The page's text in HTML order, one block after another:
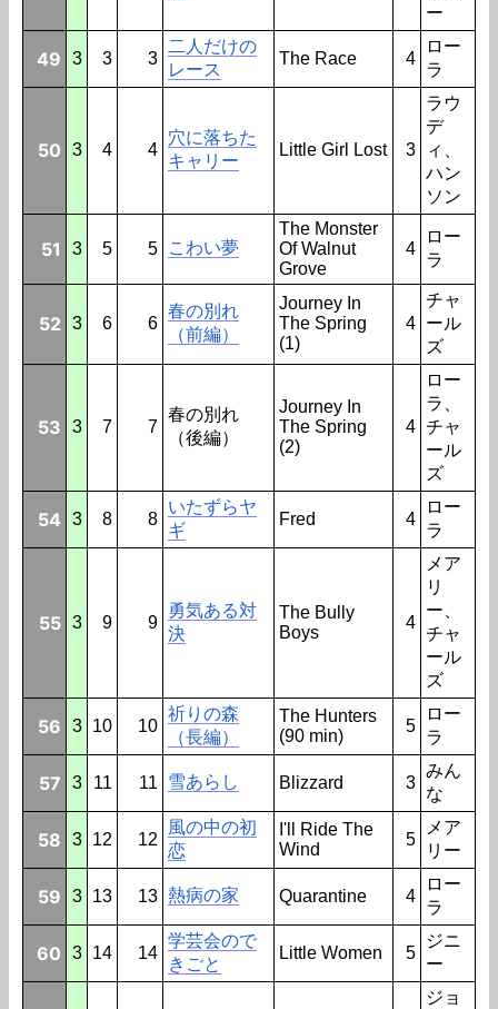
ー
49 3 3 3
二人だけの
レース
The Race 4
ロー
ラ
50 3 4 4
穴に落ちた
キャリー
Little Girl Lost 3
ラウ
デ
ィ、
ハン
ソン
51 3 5 5 こわい夢
The Monster
Of Walnut
Grove
4
ロー
ラ
52 3 6 6
春の別れ
（前編）
Journey In
The Spring
(1)
4
チャ
ール
ズ
53 3 7 7
春の別れ
（後編）
Journey In
The Spring
(2)
4
ロー
ラ、
チャ
ール
ズ
54 3 8 8
いたずらヤ
ギ
Fred 4
ロー
ラ
55 3 9 9
勇気ある対
決
The Bully
Boys
4
メア
リ
ー、
チャ
ール
ズ
56 3 10 10
祈りの森
（長編）
The Hunters
(90 min)
5
ロー
ラ
57 3 11 11 雪あらし Blizzard 3
みん
な
58 3 12 12
風の中の初
恋
I'll Ride The
Wind
5
メア
リー
59 3 13 13 熱病の家 Quarantine 4
ロー
ラ
60 3 14 14
学芸会ので
きごと
Little Women 5
ジニ
ー
ジョ